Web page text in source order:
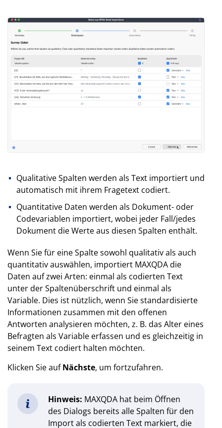
Qualitative Spalten werden als Text importiert und
automatisch mit ihrem Fragetext codiert.
Quantitative Daten werden als Dokument- oder
Codevariablen importiert, wobei jeder Fall/jedes
Dokument die Werte aus diesen Spalten enthält.
Wenn Sie für eine Spalte sowohl qualitativ als auch
quantitativ auswählen, importiert MAXQDA die
Daten auf zwei Arten: einmal als codierten Text
unter der Spaltenüberschrift und einmal als
Variable. Dies ist nützlich, wenn Sie standardisierte
Informationen zusammen mit den offenen
Antworten analysieren möchten, z. B. das Alter eines
Befragten als Variable erfassen und es gleichzeitig in
seinem Text codiert halten möchten.
Klicken Sie aufNächste, um fortzufahren.
Hinweis: MAXQDA hat beim Öffnen
des Dialogs bereits alle Spalten für den
Import als codierten Text markiert, die